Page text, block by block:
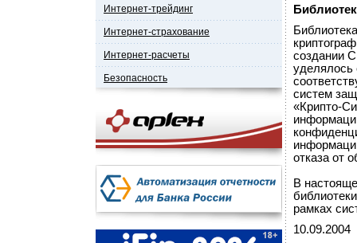
Интернет-трейдинг
Интернет-страхование
Интернет-расчеты
Безопасность
создании
уделялось
систем
«Крипто-
отказа от
В
рамках
10.09.2004